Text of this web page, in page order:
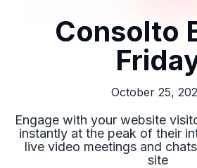
Consolto
October 25,
Engage with your website
instantly at the peak of their
live video meetings and
site